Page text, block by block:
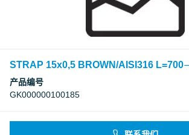
STRAP 15x0,5 BROWN/AISI316 L=700
产品编号
GK000000100185